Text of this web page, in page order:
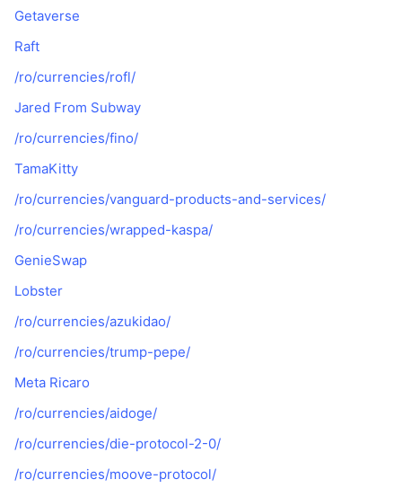
Rate de finanțare
Învață și Câștigă
Calendare
Calendar ICO
Getaverse
Raft
/ro/currencies/rofl/
Jared From Subway
/ro/currencies/fino/
TamaKitty
/ro/currencies/vanguard-products-and-services/
/ro/currencies/wrapped-kaspa/
GenieSwap
Lobster
/ro/currencies/azukidao/
/ro/currencies/trump-pepe/
Meta Ricaro
/ro/currencies/aidoge/
/ro/currencies/die-protocol-2-0/
/ro/currencies/moove-protocol/